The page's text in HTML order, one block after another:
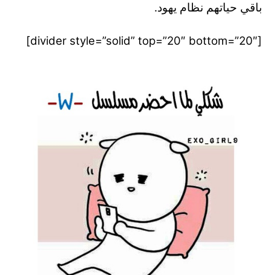
باقي حياتهم نظام يهود.
[divider style=”solid” top=”20″ bottom=”20″]